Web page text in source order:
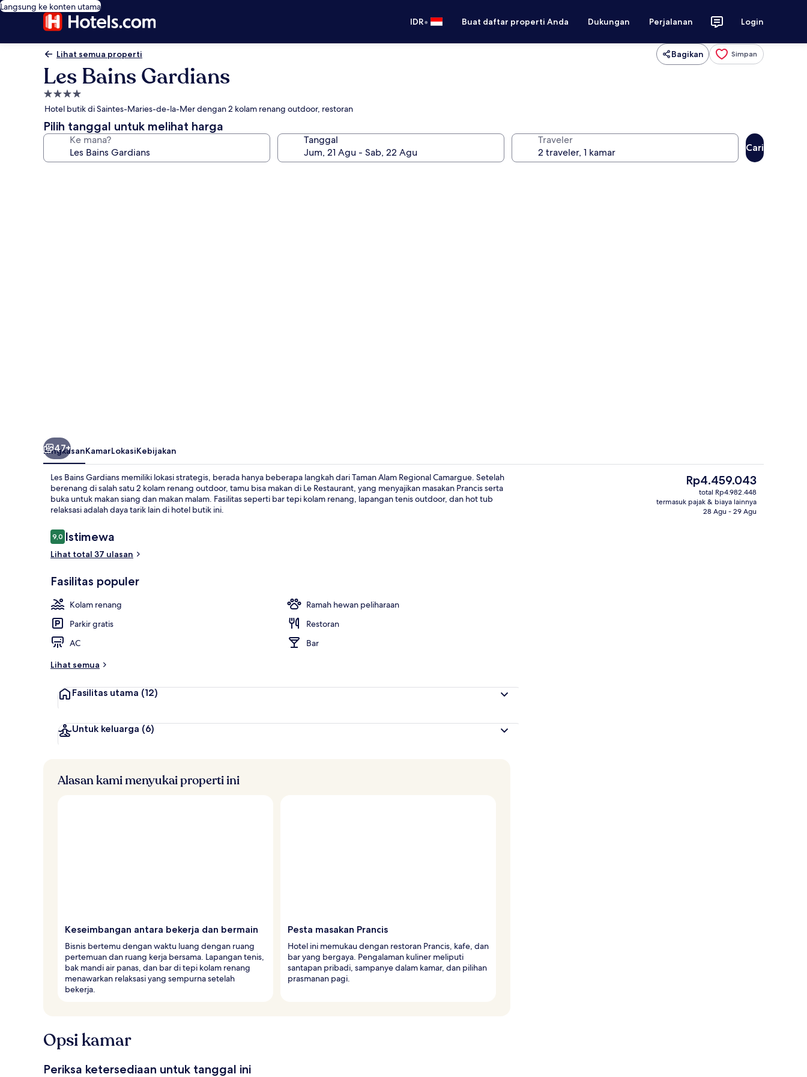
Langsung ke konten utama
IDR• Buat daftar properti Anda Dukungan Perjalanan Login
Lihat semua properti Bagikan Simpan
Les Bains Gardians
Properti
bintang
4.0
Hotel butik di Saintes-Maries-de-la-Mer dengan 2 kolam renang outdoor, restoran
Pilih tanggal untuk melihat harga
Ke mana? Tanggal Traveler
Cari
Eksterior
47+
RingkasanKamarLokasiKebijakan
Les Bains Gardians memiliki lokasi strategis, berada hanya beberapa langkah dari Taman Alam Regional Camargue. Setelah
berenang di salah satu 2 kolam renang outdoor, tamu bisa makan di Le Restaurant, yang menyajikan masakan Prancis serta
buka untuk makan siang dan makan malam. Fasilitas seperti bar tepi kolam renang, lapangan tenis outdoor, dan hot tub
relaksasi adalah daya tarik lain di hotel butik ini.
Ulasan
9,09,0 dari 10
Istimewa
Lihat total 37 ulasan
Fasilitas populer
Kolam renang
Ramah hewan peliharaan
Parkir gratis
Restoran
AC
Bar
Lihat semua
Fasilitas utama (12)
Untuk keluarga (6)
Harga
saat
ini
Rp4.459.043
Rp4.459.043
total Rp4.982.448
termasuk pajak & biaya lainnya
28 Agu - 29 Agu
Alasan kami menyukai properti ini
Keseimbangan antara bekerja dan bermain
Bisnis bertemu dengan waktu luang dengan ruang
pertemuan dan ruang kerja bersama. Lapangan tenis,
bak mandi air panas, dan bar di tepi kolam renang
menawarkan relaksasi yang sempurna setelah
bekerja.
Pesta masakan Prancis
Hotel ini memukau dengan restoran Prancis, kafe, dan
bar yang bergaya. Pengalaman kuliner meliputi
santapan pribadi, sampanye dalam kamar, dan pilihan
prasmanan pagi.
Opsi kamar
Periksa ketersediaan untuk tanggal ini